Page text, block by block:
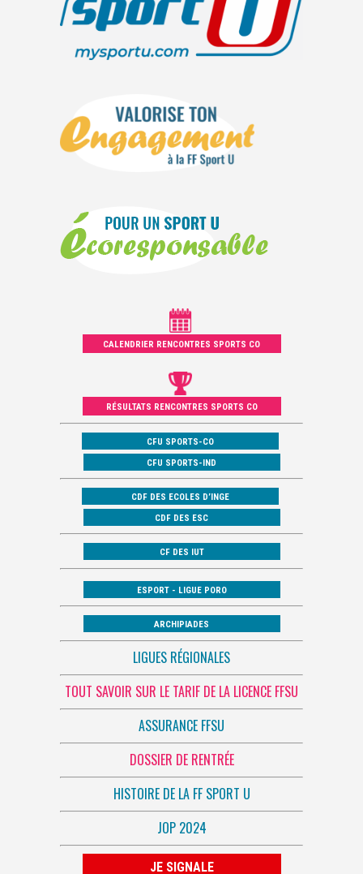
CALENDRIER RENCONTRES SPORTS CO
RÉSULTATS RENCONTRES SPORTS CO
CFU SPORTS-CO
CFU SPORTS-IND
CDF DES ECOLES D’INGE
CDF DES ESC
CF DES IUT
ESPORT - LIGUE PORO
ARCHIPIADES
LIGUES RÉGIONALES
TOUT SAVOIR SUR LE TARIF DE LA LICENCE FFSU
ASSURANCE FFSU
DOSSIER DE RENTRÉE
HISTOIRE DE LA FF SPORT U
JOP 2024
JE SIGNALE